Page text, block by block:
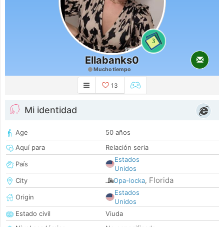
3
Ellabanks0
Mucho tiempo
13
Mi identidad
Age
50 años
Aquí para
Relación seria
País
Estados
Unidos
City
Opa-locka, Florida
Origin
Estados
Unidos
Estado civil
Viuda